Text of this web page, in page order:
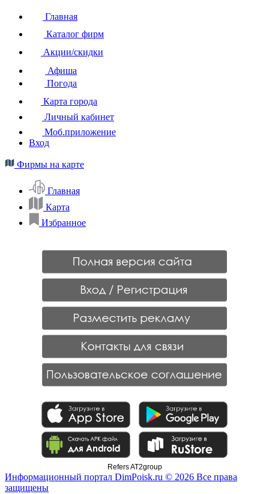
Главная
Каталог фирм
Акции/скидки
Афиша
Погода
Карта города
Личный кабинет
Моб.приложение
Вход
Фирмы на карте
Главная
Карта
Избранное
Refers AT2group
Информационный портал DimPoisk.ru © 2026 Все права
защищены